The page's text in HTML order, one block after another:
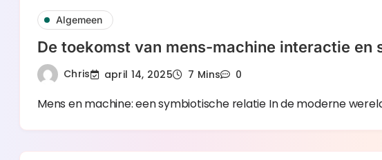
Algemeen
De toekomst van mens-machine interactie en
Chris april 14, 2025 7 Mins 0
Mens en machine: een symbiotische relatie In de moderne